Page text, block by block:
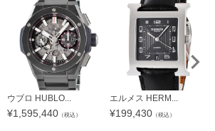
ウブロ HUBLO...
¥1,595,440 （税込）
エルメス HERM...
¥199,430 （税込）